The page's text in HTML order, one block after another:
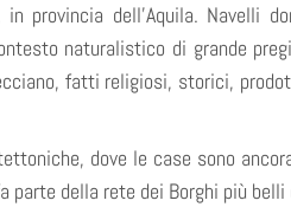
dell’Aquila. Navelli
naturalistico di grande
fatti religiosi, storici,
dove le case sono
della rete dei Borghi più belli